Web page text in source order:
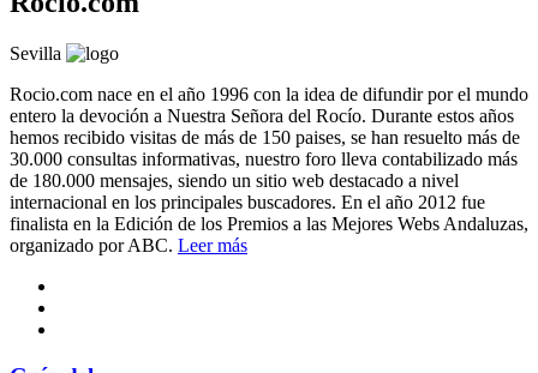
Sevilla
Rocio.com nace en el año 1996 con la idea de difundir por el mundo
entero la devoción a Nuestra Señora del Rocío. Durante estos años
hemos recibido visitas de más de 150 paises, se han resuelto más de
30.000 consultas informativas, nuestro foro lleva contabilizado más
de 180.000 mensajes, siendo un sitio web destacado a nivel
internacional en los principales buscadores. En el año 2012 fue
finalista en la Edición de los Premios a las Mejores Webs Andaluzas,
organizado por ABC. Leer más